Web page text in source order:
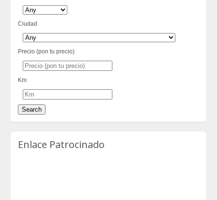
Ciudad
Precio (pon tu precio)
Km
Enlace Patrocinado